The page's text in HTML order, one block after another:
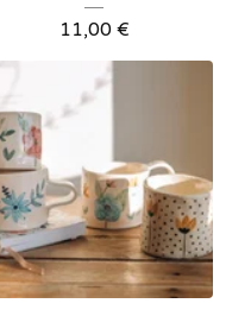
11,00 €